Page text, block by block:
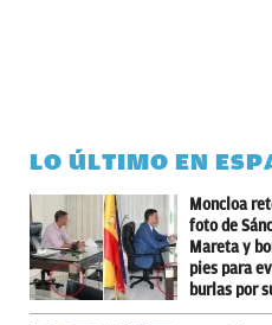
LO ÚLTIMO EN
Moncloa
foto de
Mareta y
pies para
burlas por